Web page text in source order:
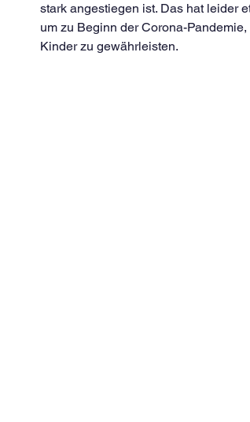
stark angestiegen ist. Das hat leider
um zu Beginn der Corona-
Kinder zu gewährleisten.